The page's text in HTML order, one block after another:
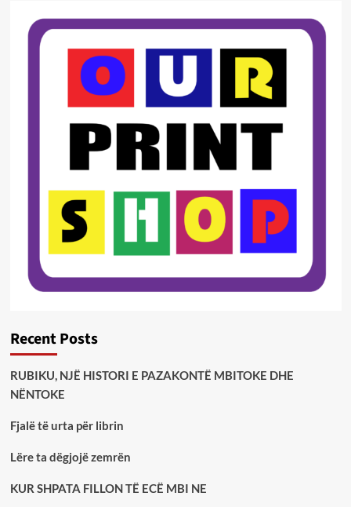
Recent Posts
RUBIKU, NJË HISTORI E PAZAKONTË MBITOKE DHE
NËNTOKE
Fjalë të urta për librin
Lëre ta dëgjojë zemrën
KUR SHPATA FILLON TË ECË MBI NE